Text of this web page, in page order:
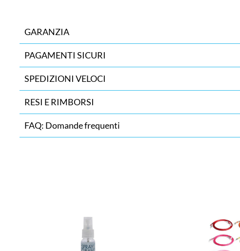
GARANZIA
PAGAMENTI SICURI
SPEDIZIONI VELOCI
RESI E RIMBORSI
FAQ: Domande frequenti